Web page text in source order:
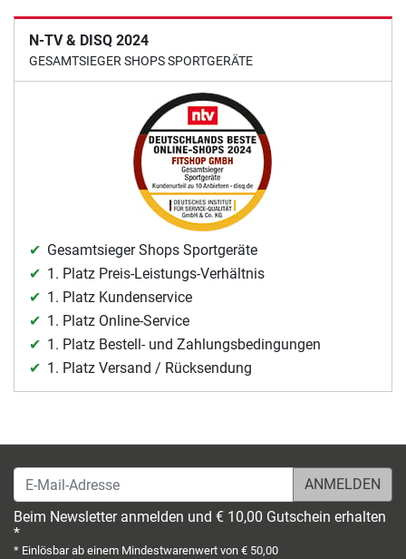
N-TV & DISQ 2024
GESAMTSIEGER SHOPS SPORTGERÄTE
Gesamtsieger Shops Sportgeräte
1. Platz Preis-Leistungs-Verhältnis
1. Platz Kundenservice
1. Platz Online-Service
1. Platz Bestell- und Zahlungsbedingungen
1. Platz Versand / Rücksendung
E-Mail-Adresse
Beim Newsletter anmelden und € 10,00 Gutschein erhalten
*
* Einlösbar ab einem Mindestwarenwert von € 50,00